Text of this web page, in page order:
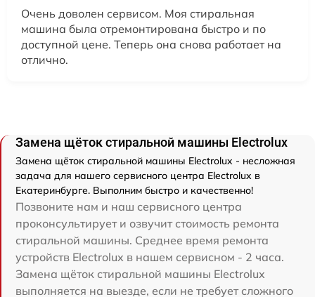
Очень доволен сервисом. Моя стиральная
машина была отремонтирована быстро и по
доступной цене. Теперь она снова работает на
отлично.
Замена щёток стиральной машины Electrolux
Замена щёток стиральной машины Electrolux - несложная
задача для нашего сервисного центра Electrolux в
Екатеринбурге. Выполним быстро и качественно!
Позвоните нам и наш сервисного центра
проконсультирует и озвучит стоимость ремонта
стиральной машины. Среднее время ремонта
устройств Electrolux в нашем сервисном - 2 часа.
Замена щёток стиральной машины Electrolux
выполняется на выезде, если не требует сложного